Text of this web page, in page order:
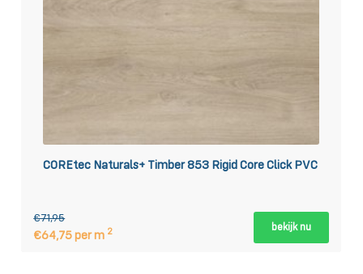
COREtec Naturals+ Timber 853 Rigid Core Click PVC
€71,95
€64,75 per m 2 bekijk nu